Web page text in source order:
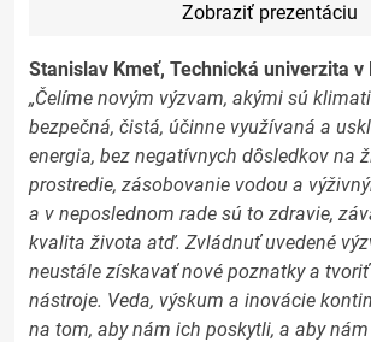
Zobraziť prezentáciu
Stanislav Kmeť, Technická univerzita v
„Čelíme novým výzvam, akými sú
bezpečná, čistá, účinne využívaná a
energia, bez negatívnych dôsledkov na
prostredie, zásobovanie vodou a
a v neposlednom rade sú to zdravie,
kvalita života atď. Zvládnuť uvedené
neustále získavať nové poznatky a
nástroje. Veda, výskum a inovácie
na tom, aby nám ich poskytli, a aby